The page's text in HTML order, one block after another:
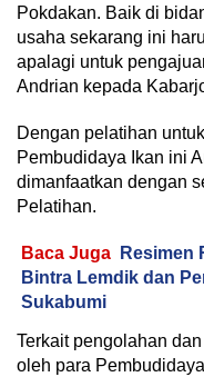
Pokdakan. Baik di
usaha sekarang ini
apalagi untuk
Andrian kepada
Dengan pelatihan
Pembudidaya Ikan ini
dimanfaatkan dengan
Pelatihan.
Baca Juga
Resimen
Bintra Lemdik dan
Sukabumi
Terkait pengolahan
oleh para